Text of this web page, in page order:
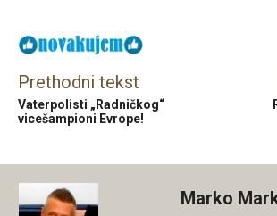
Prethodni tekst
Vaterpolisti „Radničkog“
vicešampioni Evrope!
Marko